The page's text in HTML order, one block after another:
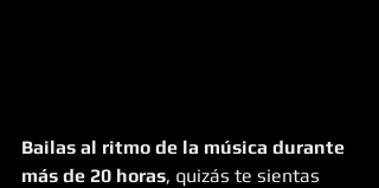
Bailas al ritmo de la música durante
más de 20 horas, quizás te sientas